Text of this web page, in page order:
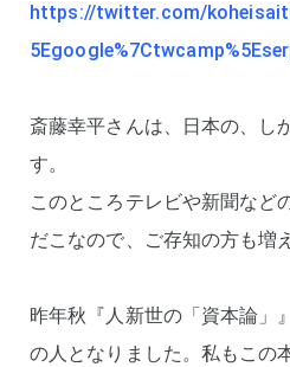
https://twitter.com/
斎藤幸平さんは、日本の、し
す。
このところテレビや新聞など
だこなので、ご存知の方も増
昨年秋『人新世の「資本論」
の人となりました。私もこの